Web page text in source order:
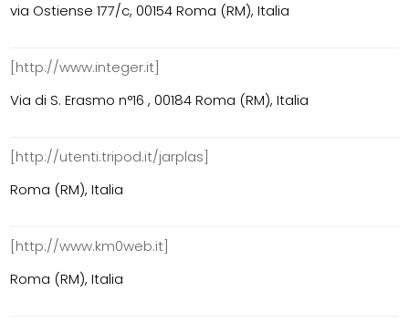
via Ostiense 177/c, 00154 Roma (RM), Italia
[http://www.integer.it]
Via di S. Erasmo n°16 , 00184 Roma (RM), Italia
[http://utenti.tripod.it/jarplas]
Roma (RM), Italia
[http://www.km0web.it]
Roma (RM), Italia